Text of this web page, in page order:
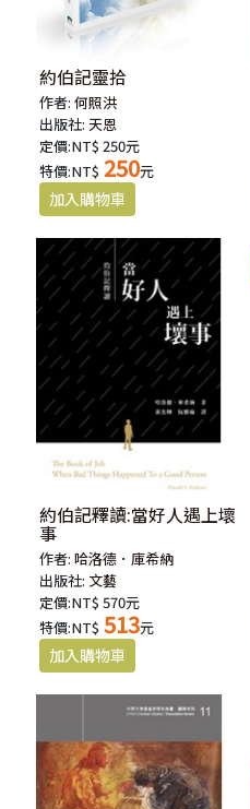
約伯記靈拾
作者:何照洪
出版社:天恩
定價:NT$ 250元
特價:NT$ 250元
約伯記釋讀:當好人遇上壞
事
作者:哈洛德．庫希納
出版社: 文藝
定價:NT$ 570元
特價:NT$ 513元